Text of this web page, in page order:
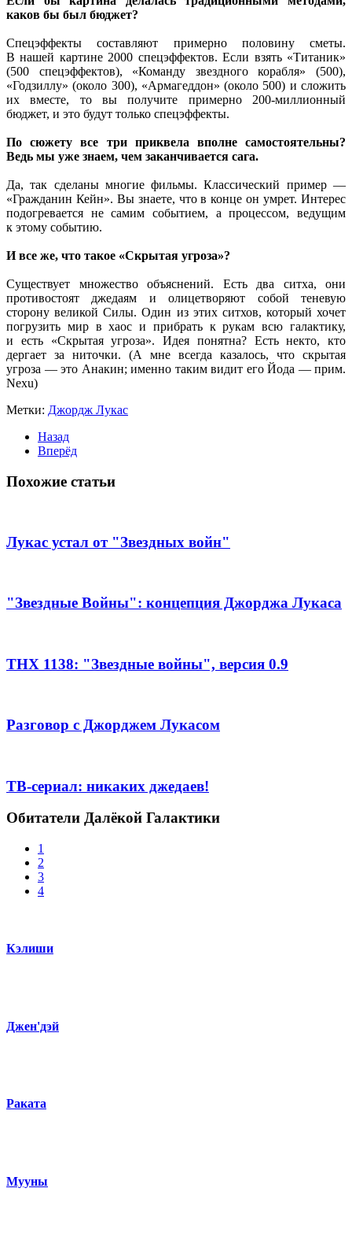
каков бы был бюджет?
Спецэффекты составляют примерно половину сметы.
В нашей картине 2000 спецэффектов. Если взять«Титаник»
(500 спецэффектов), «Команду звездного корабля» (500),
«Годзиллу» (около 300), «Армагеддон» (около 500) и сложить
их вместе, товы получите примерно 200-миллионный
бюджет, и это будут только спецэффекты.
По сюжету все три приквела вполне самостоятельны?
Ведь мы уже знаем, чем заканчивается сага.
Да, так сделаны многие фильмы. Классический пример —
«Гражданин Кейн». Вы знаете, чтов конце он умрет. Интерес
подогревается не самим событием, а процессом, ведущим
к этому событию.
Ивсе же, что такое «Скрытая угроза»?
Существует множество объяснений. Есть два ситха, они
противостоят джедаям и олицетворяют собой теневую
сторону великой Силы.Один из этихситхов, который хочет
погрузить мир в хаос и прибрать к рукам всю галактику,
и есть«Скрытая угроза». Идея понятна? Есть некто, кто
дергает за ниточки. (А мне всегда казалось, что скрытая
угроза —это Анакин; именно таким видит его Йода —прим.
Nexu)
Метки: Джордж Лукас
Назад
Вперёд
Похожие статьи
Лукас устал от "Звездных войн"
"Звездные Войны": концепция Джорджа Лукаса
ТНХ 1138: "Звездные войны", версия 0.9
Разговор с Джорджем Лукасом
ТВ-сериал: никаких джедаев!
Обитатели Далёкой Галактики
1
2
3
4
Кэлиши
Джен'дэй
Раката
Мууны